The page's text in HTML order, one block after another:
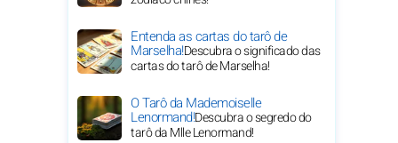
Entenda as cartas do tarô de
Marselha!Descubra o significado das
cartas do tarô de Marselha!
O Tarô da Mademoiselle
Lenormand!Descubra o segredo do
tarô da Mlle Lenormand!